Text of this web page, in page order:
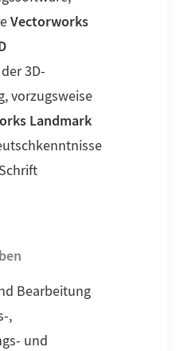
Vectorworks
3D-
vorzugsweise
Landmark
Bearbeitung
,
und